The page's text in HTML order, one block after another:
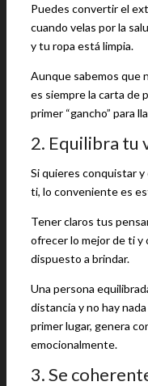
Puedes convertir el
cuando velas por la
y tu ropa está limpia.
Aunque sabemos que
es siempre la carta de
primer “gancho” para
2. Equilibra tu
Si quieres conquistar y
ti, lo conveniente es
Tener claros tus
ofrecer lo mejor de ti y
dispuesto a brindar.
Una persona
distancia y no hay
primer lugar, genera
emocionalmente.
3. Se